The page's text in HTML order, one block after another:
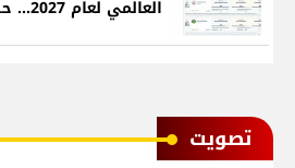
العالمي لعام 2027... حضور عالمي وعربي
ﺗﺼﻮﻳﺖ